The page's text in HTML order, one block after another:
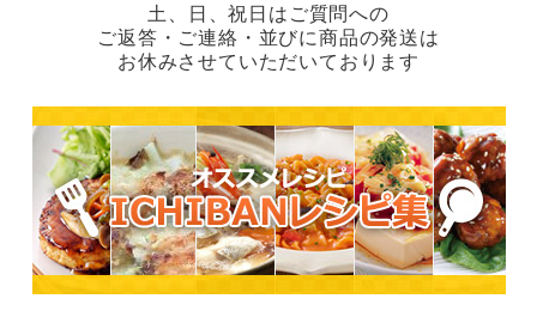
土、日、祝日はご質問への
ご返答・ご連絡・並びに商品の発送は
お休みさせていただいております